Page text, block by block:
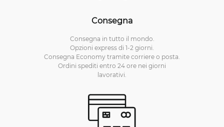
Consegna
Consegna in tutto il mondo.
Opzioni express di 1-2 giorni.
Consegna Economy tramite corriere o posta.
Ordini spediti entro 24 ore nei giorni
lavorativi.